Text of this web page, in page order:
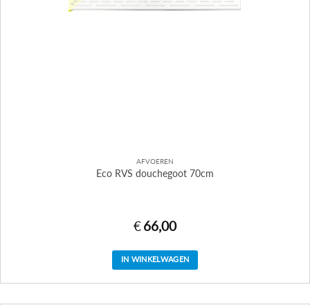
AFVOEREN
Eco RVS douchegoot 70cm
€66,00
IN WINKELWAGEN